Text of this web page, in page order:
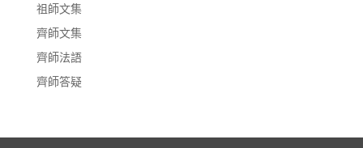
祖師文集
齊師文集
齊師法語
齊師答疑